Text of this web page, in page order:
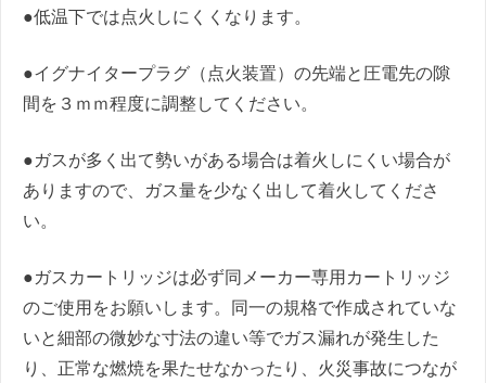
●低温下では点火しにくくなります。
●イグナイタープラグ（点火装置）の先端と圧電先の隙
間を３ｍｍ程度に調整してください。
●ガスが多く出て勢いがある場合は着火しにくい場合が
ありますので、ガス量を少なく出して着火してくださ
い。
●ガスカートリッジは必ず同メーカー専用カートリッジ
のご使用をお願いします。同一の規格で作成されていな
いと細部の微妙な寸法の違い等でガス漏れが発生した
り、正常な燃焼を果たせなかったり、火災事故につなが